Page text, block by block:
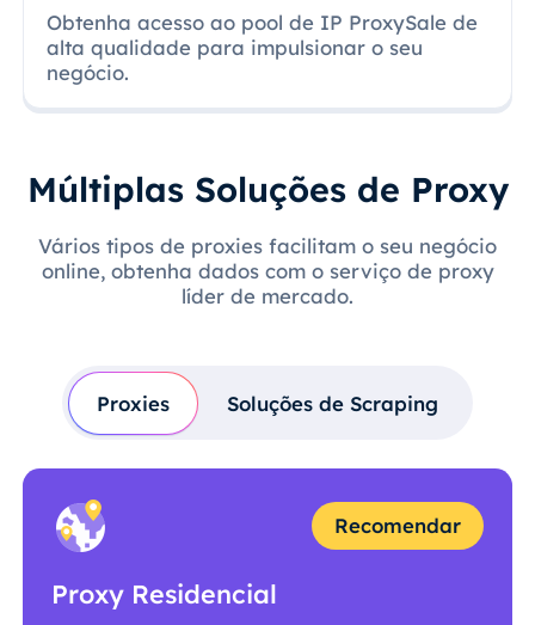
Obtenha acesso ao pool de IP ProxySale de
alta qualidade para impulsionar o seu
negócio.
Múltiplas Soluções de Proxy
Vários tipos de proxies facilitam o seu negócio
online, obtenha dados com o serviço de proxy
líder de mercado.
Proxies Soluções de Scraping
Recomendar
Proxy Residencial